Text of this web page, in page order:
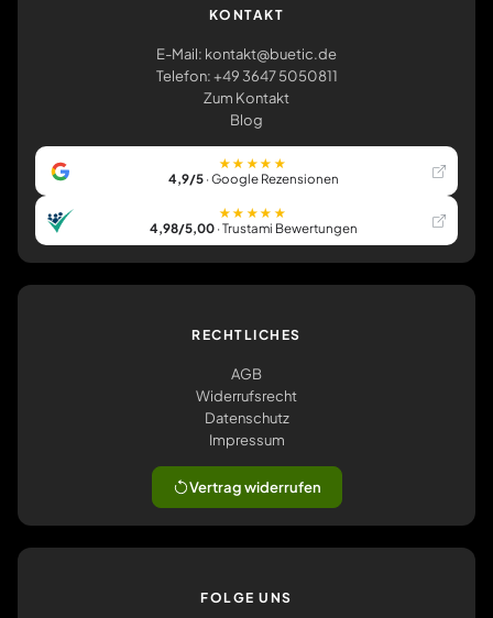
KONTAKT
E-Mail: kontakt@buetic.de
Telefon: +49 3647 5050811
Zum Kontakt
Blog
★★★★★
4,9/5· Google Rezensionen
★★★★★
4,98/5,00· Trustami Bewertungen
RECHTLICHES
AGB
Widerrufsrecht
Datenschutz
Impressum
Vertrag widerrufen
FOLGE UNS